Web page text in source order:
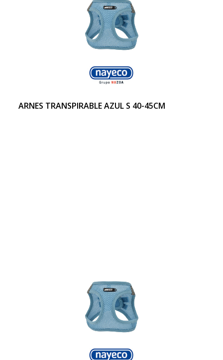
ARNES TRANSPIRABLE AZUL S 40-45CM